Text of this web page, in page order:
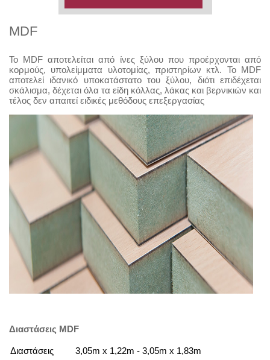
Υλικά Επιπλοποιίας
Πατώματα Εξωτερικού Χώρου (Deck)
Προϊόντα FRANKE
Κόντρα πλακέ με HPL
MDF
Το MDF αποτελείται από ίνες ξύλου που προέρχονται από
κορμούς, υπολείμματα υλοτομίας, πριστηρίων κτλ. Το MDF
αποτελεί ιδανικό υποκατάστατο του ξύλου, διότι επιδέχεται
σκάλισμα, δέχεται όλα τα είδη κόλλας, λάκας και βερνικιών και
τέλος δεν απαιτεί ειδικές μεθόδους επεξεργασίας
Διαστάσεις MDF
Διαστάσεις 3,05m x 1,22m - 3,05m x 1,83m